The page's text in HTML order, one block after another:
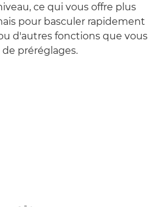
ce qui vous offre plus
pour basculer rapidement
d'autres fonctions que vous
préréglages.